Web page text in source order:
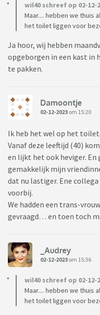
wil40 schreef op 02-12-
Maar.... hebben we thuis
het toilet liggen voor
Ja hoor, wij hebben
opgeborgen in een kast in
te pakken.
Damoontje
02-12-2023 om 15:20
Ik heb het wel op het
Vanaf deze leeftijd (40)
en lijkt het ook heviger. En
gemakkelijk mijn
dat nu lastiger. Ene
voorbij.
We hadden een trans-
gevraagd… en toen toch
_Audrey
02-12-2023 om 15:36
wil40 schreef op 02-12-
Maar.... hebben we thuis
het toilet liggen voor